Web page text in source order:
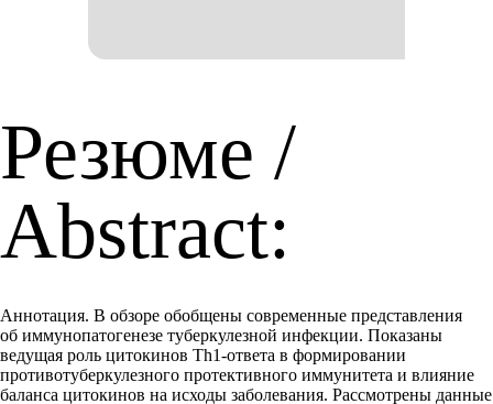
Резюме /
Abstract:
Аннотация. В обзоре обобщены современные представления
об иммунопатогенезе туберкулезной инфекции. Показаны
ведущая роль цитокинов Тh1-ответа в формировании
противотуберкулезного протективного иммунитета и влияние
баланса цитокинов на исходы заболевания. Рассмотрены данные